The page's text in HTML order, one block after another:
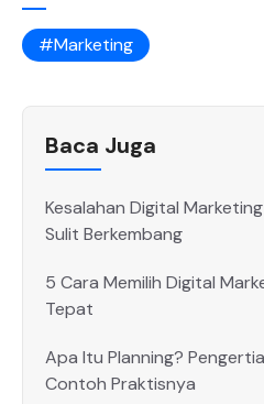
Marketing
Baca Juga
Kesalahan Digital
Sulit Berkembang
5 Cara Memilih Digital
Tepat
Apa Itu Planning?
Contoh Praktisnya